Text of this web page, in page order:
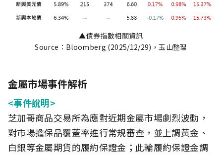
▲債券指數相關資訊
Source：Bloomberg (2025/12/29)，玉山整理
金屬市場事件解析
<事件說明>
芝加哥商品交易所為應對近期金屬市場劇烈波動，
對市場擔保品覆蓋率進行常規審查，並上調黃金、
白銀等金屬期貨的履約保證金；此輪履約保證金調